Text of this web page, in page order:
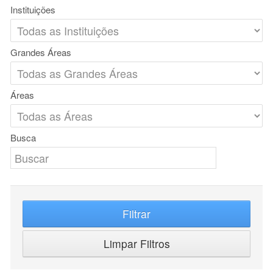
Instituições
Grandes Áreas
Áreas
Busca
Filtrar
Limpar Filtros